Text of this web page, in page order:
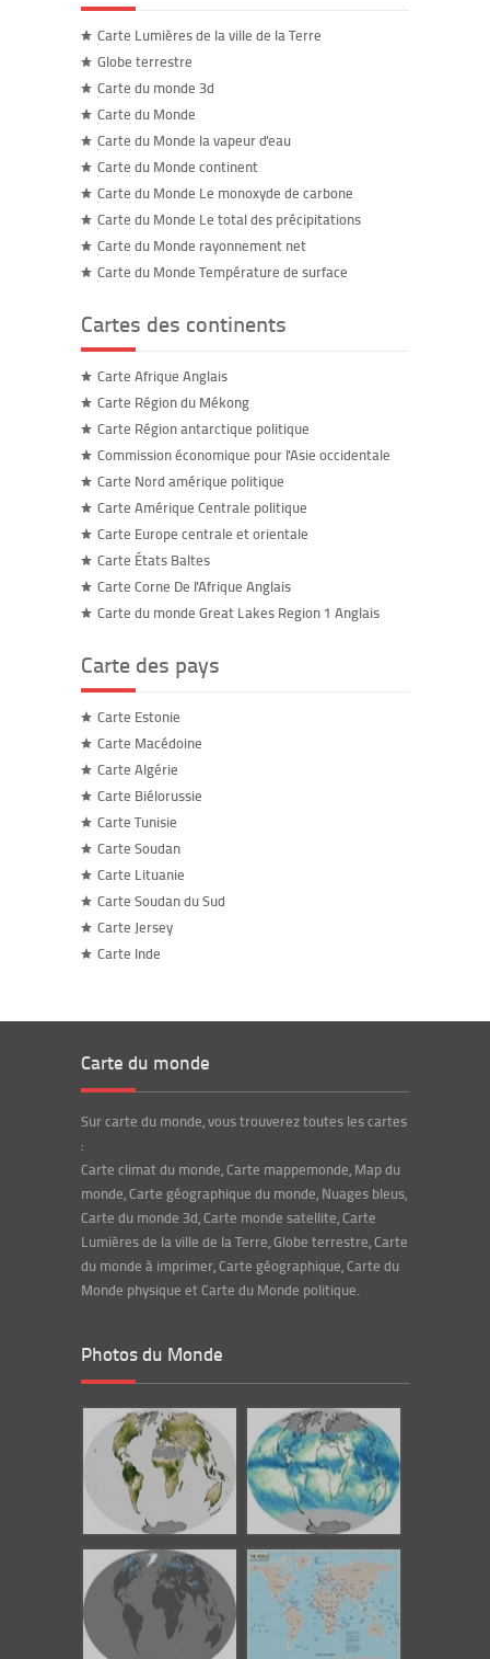
Carte Lumières de la ville de la Terre
Globe terrestre
Carte du monde 3d
Carte du Monde
Carte du Monde la vapeur d'eau
Carte du Monde continent
Carte du Monde Le monoxyde de carbone
Carte du Monde Le total des précipitations
Carte du Monde rayonnement net
Carte du Monde Température de surface
Cartes des continents
Carte Afrique Anglais
Carte Région du Mékong
Carte Région antarctique politique
Commission économique pour l'Asie occidentale
Carte Nord amérique politique
Carte Amérique Centrale politique
Carte Europe centrale et orientale
Carte États Baltes
Carte Corne De l'Afrique Anglais
Carte du monde Great Lakes Region 1 Anglais
Carte des pays
Carte Estonie
Carte Macédoine
Carte Algérie
Carte Biélorussie
Carte Tunisie
Carte Soudan
Carte Lituanie
Carte Soudan du Sud
Carte Jersey
Carte Inde
Carte du monde
Sur carte du monde, vous trouverez toutes les cartes
:
Carte climat du monde, Carte mappemonde, Map du
monde, Carte géographique du monde, Nuages bleus,
Carte du monde 3d, Carte monde satellite, Carte
Lumières de la ville de la Terre, Globe terrestre, Carte
du monde à imprimer, Carte géographique, Carte du
Monde physique et Carte du Monde politique.
Photos du Monde